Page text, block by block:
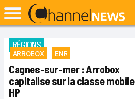
RÉGIONS
ARROBOX ENR
Cagnes-sur-mer : Arrobox
capitalise sur la classe mobile
HP